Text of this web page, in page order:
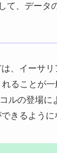
て、データ
、イーサ
ることが一
ルの登場に
きるように